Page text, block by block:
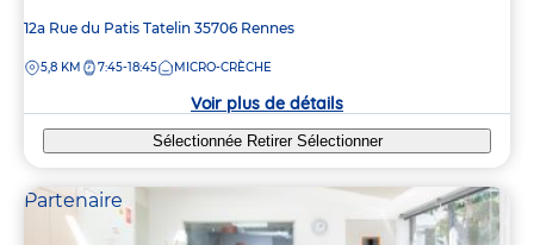
Adresse
la
12a Rue du Patis Tatelin 35706 Rennes
DISTANCE
5,8 KM 7:45-18:45 MICRO-CRÈCHE
Voir plus de détails
Sélectionnée Retirer Sélectionner
Partenaire